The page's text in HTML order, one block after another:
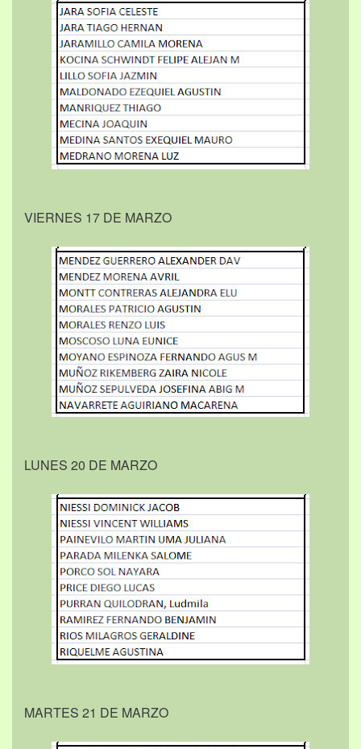
VIERNES 17 DE MARZO
LUNES 20 DE MARZO
MARTES 21 DE MARZO